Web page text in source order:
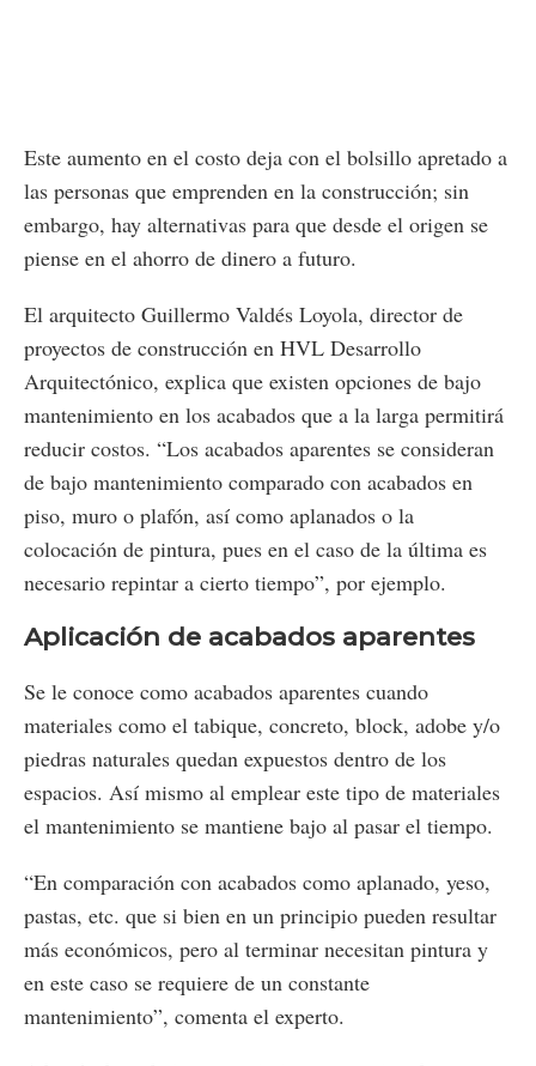
Este aumento en el costo deja con el bolsillo apretado a
las personas que emprenden en la construcción; sin
embargo, hay alternativas para que desde el origen se
piense en el ahorro de dinero a futuro.
El arquitecto Guillermo Valdés Loyola, director de
proyectos de construcción en HVL Desarrollo
Arquitectónico, explica que existen opciones de bajo
mantenimiento en los acabados que a la larga permitirá
reducir costos. “Los acabados aparentes se consideran
de bajo mantenimiento comparado con acabados en
piso, muro o plafón, así como aplanados o la
colocación de pintura, pues en el caso de la última es
necesario repintar a cierto tiempo”, por ejemplo.
Aplicación de acabados aparentes
Se le conoce como acabados aparentes cuando
materiales como el tabique, concreto, block, adobe y/o
piedras naturales quedan expuestos dentro de los
espacios. Así mismo al emplear este tipo de materiales
el mantenimiento se mantiene bajo al pasar el tiempo.
“En comparación con acabados como aplanado, yeso,
pastas, etc. que si bien en un principio pueden resultar
más económicos, pero al terminar necesitan pintura y
en este caso se requiere de un constante
mantenimiento”, comenta el experto.